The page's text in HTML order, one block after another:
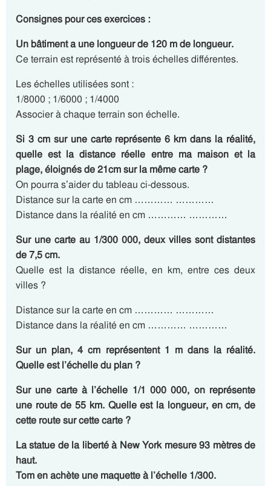
Consignes pour ces exercices :
Un bâtiment a une longueur de 120 m de longueur.
Ce terrain est représenté à trois échelles différentes.
Les échelles utilisées sont :
1/8000 ; 1/6000 ; 1/4000
Associer à chaque terrain son échelle.
Si 3 cm sur une carte représente 6 km dans la réalité,
quelle est la distance réelle entre ma maison et la
plage, éloignés de 21cm sur la même carte ?
On pourra s’aider du tableau ci-dessous.
Distance sur la carte en cm ………… …………
Distance dans la réalité en cm ………… …………
Sur une carte au 1/300 000, deux villes sont distantes
de 7,5 cm.
Quelle est la distance réelle, en km, entre ces deux
villes ?
Distance sur la carte en cm ………… …………
Distance dans la réalité en cm ………… …………
Sur un plan, 4 cm représentent 1 m dans la réalité.
Quelle est l’échelle du plan ?
Sur une carte à l’échelle 1/1 000 000, on représente
une route de 55 km. Quelle est la longueur, en cm, de
cette route sur cette carte ?
La statue de la liberté à New York mesure 93 mètres de
haut.
Tom en achète une maquette à l’échelle 1/300.